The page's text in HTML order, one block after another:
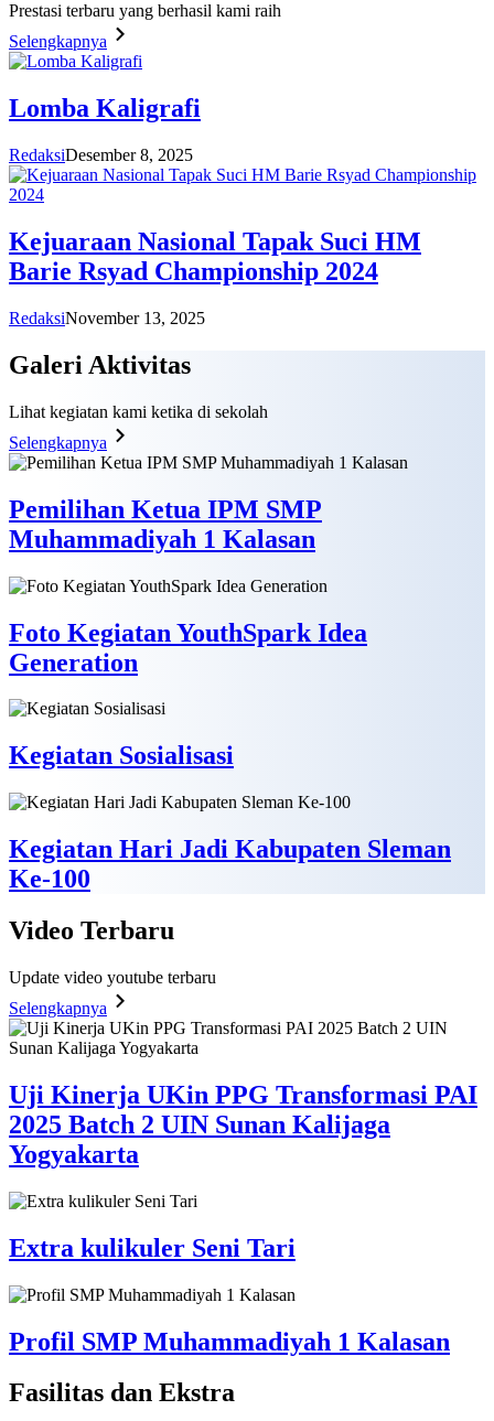
Prestasi terbaru yang berhasil kami raih
Selengkapnya
Lomba Kaligrafi
RedaksiDesember 8, 2025
Kejuaraan Nasional Tapak Suci HM
Barie Rsyad Championship 2024
RedaksiNovember 13, 2025
Galeri Aktivitas
Lihat kegiatan kami ketika di sekolah
Selengkapnya
Pemilihan Ketua IPM SMP
Muhammadiyah 1 Kalasan
Foto Kegiatan YouthSpark Idea
Generation
Kegiatan Sosialisasi
Kegiatan Hari Jadi Kabupaten Sleman
Ke-100
Video Terbaru
Update video youtube terbaru
Selengkapnya
Uji Kinerja UKin PPG Transformasi PAI
2025 Batch 2 UIN Sunan Kalijaga
Yogyakarta
Extra kulikuler Seni Tari
Profil SMP Muhammadiyah 1 Kalasan
Fasilitas dan Ekstra